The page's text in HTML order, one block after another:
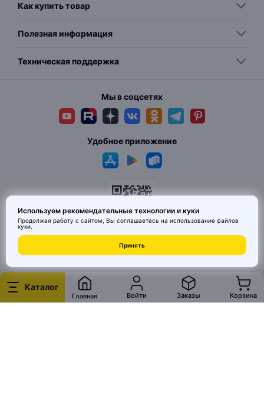
Каталог
Главная Войти Заказы Корзина
Как купить товар
Полезная информация
Техническая поддержка
Мы в соцсетях
© 2026 MAI HE MAI. Маркетплейс дизайнерских товаров со всего
Китая по ценам заводов. Все права защищены.
Удобное приложение
Используем рекомендательные технологии и куки
Продолжая работу с сайтом, Вы соглашаетесь на использование файлов
куки.
Принять